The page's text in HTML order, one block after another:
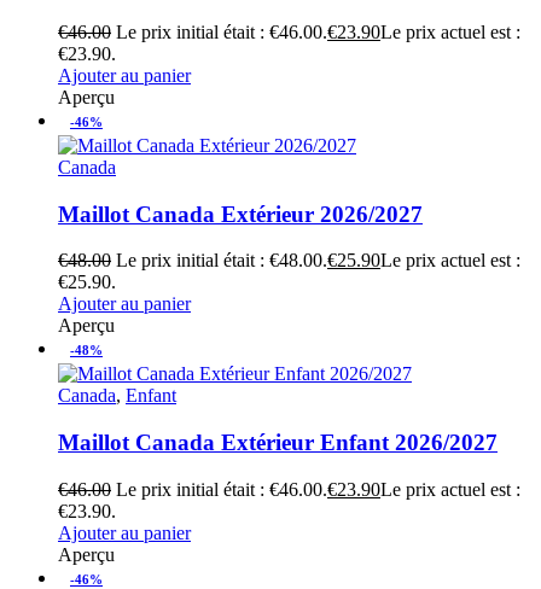
€46.00 Le prix initial était : €46.00.€23.90Le prix actuel est :
€23.90.
Ajouter au panier
Aperçu
-46%
Canada
Maillot Canada Extérieur 2026/2027
€48.00 Le prix initial était : €48.00.€25.90Le prix actuel est :
€25.90.
Ajouter au panier
Aperçu
-48%
Canada, Enfant
Maillot Canada Extérieur Enfant 2026/2027
€46.00 Le prix initial était : €46.00.€23.90Le prix actuel est :
€23.90.
Ajouter au panier
Aperçu
-46%